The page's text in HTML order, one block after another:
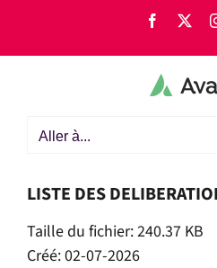
contenu
Facebook
Aller à...
LISTE DES
Taille du fichier: 240.37 KB
Créé: 02-07-2026